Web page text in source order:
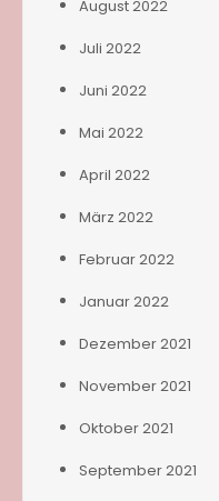
August 2022
Juli 2022
Juni 2022
Mai 2022
April 2022
März 2022
Februar 2022
Januar 2022
Dezember 2021
November 2021
Oktober 2021
September 2021